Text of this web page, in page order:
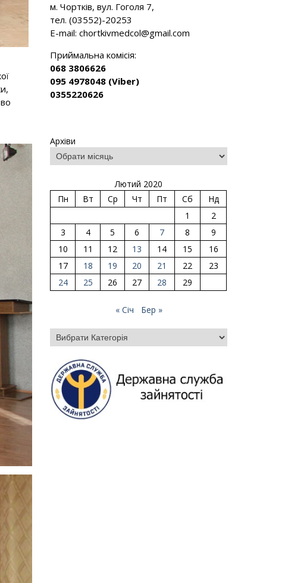
м. Чортків, вул. Гоголя 7,
тел. (03552)-20253
E-mail:chortkivmedcol@gmail.com
Приймальна комісія:
068 3806626
095 4978048 (Viber)
0355220626
Архіви
Лютий 2020
Пн
Вт Ср Чт Пт Сб
Нд
1
2
3
4 5 6 7 8
9
10
11 12 13 14 15
16
17
18 19 20 21 22
23
24
25 26 27 28 29
« Січ Бер »
Категорії